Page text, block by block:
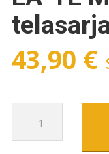
43,90 €
Maalauskoneen